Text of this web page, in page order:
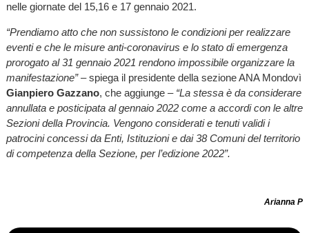
nelle giornate del 15,16 e 17 gennaio 2021.
“Prendiamo atto che non sussistono le condizioni per realizzare
eventi e che le misure anti-coronavirus e lo stato di emergenza
prorogato al 31 gennaio 2021 rendono impossibile organizzare la
manifestazione”– spiega il presidente della sezione ANA Mondovì
Gianpiero Gazzano, che aggiunge – “La stessa è da considerare
annullata e posticipata al gennaio 2022 come a accordi con le altre
Sezioni della Provincia. Vengono considerati e tenuti validi i
patrocini concessi da Enti, Istituzioni e dai 38 Comuni del territorio
di competenza della Sezione, per l’edizione 2022”.
Arianna P